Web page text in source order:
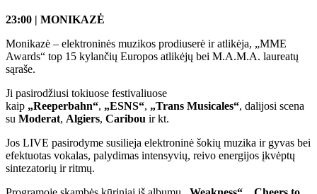
23:00 | MONIKAZĖ
Monikazė – elektroninės muzikos prodiuserė ir atlikėja, „MME
Awards“ top 15 kylančių Europos atlikėjų bei M.A.M.A. laureatų
sąraše.
Ji pasirodžiusi tokiuose festivaliuose
kaip „Reeperbahn“, „ESNS“, „Trans Musicales“, dalijosi scena
su Moderat, Algiers, Caribou ir kt.
Jos LIVE pasirodyme susilieja elektroninė šokių muzika ir gyvas bei
efektuotas vokalas, palydimas intensyvių, reivo energijos įkvėptų
sintezatorių ir ritmų.